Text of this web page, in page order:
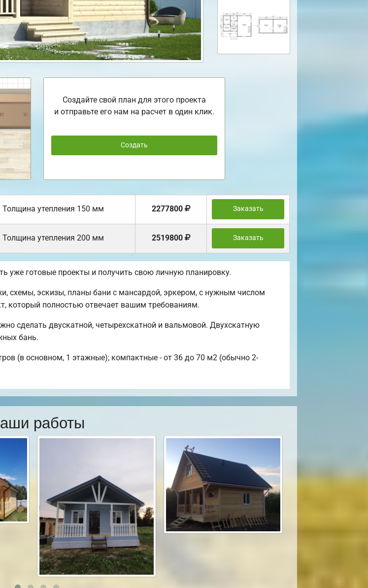
Создайте свой план для этого проекта
и отправьте его нам на расчет в один клик.
Создать
Толщина утепления 150 мм 2277800 Заказать
Толщина утепления 200 мм 2519800 Заказать
уже готовые проекты и получить свою личную планировку.
схемы, эскизы, планы бани с мансардой, эркером, с нужным числом
который полностью отвечает вашим требованиям.
сделать двускатной, четырехскатной и вальмовой. Двухскатную
бань.
(в основном, 1 этажные); компактные - от 36 до 70 м2 (обычно 2-
работы